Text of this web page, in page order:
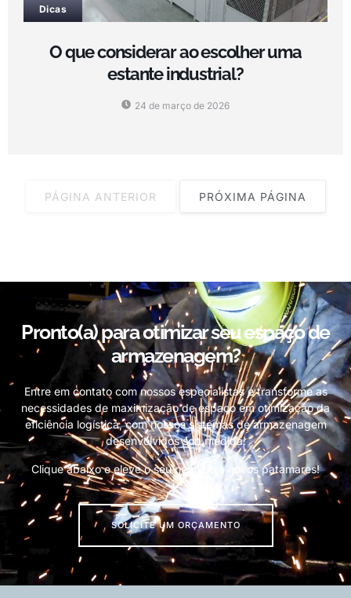
Dicas
O que considerar ao escolher uma
estante industrial?
24 de março de 2026
PÁGINA ANTERIOR PRÓXIMA PÁGINA
Pronto(a) para otimizar seu espaço de
armazenagem?
Entre em contato com nossos especialistas e transforme as
necessidades de maximização de espaço em otimização da
eficiência logística, com nossos sistemas de armazenagem
desenvolvidos sob medida!
Clique abaixo e eleve o seu negócio a novos patamares!
SOLICITE UM ORÇAMENTO